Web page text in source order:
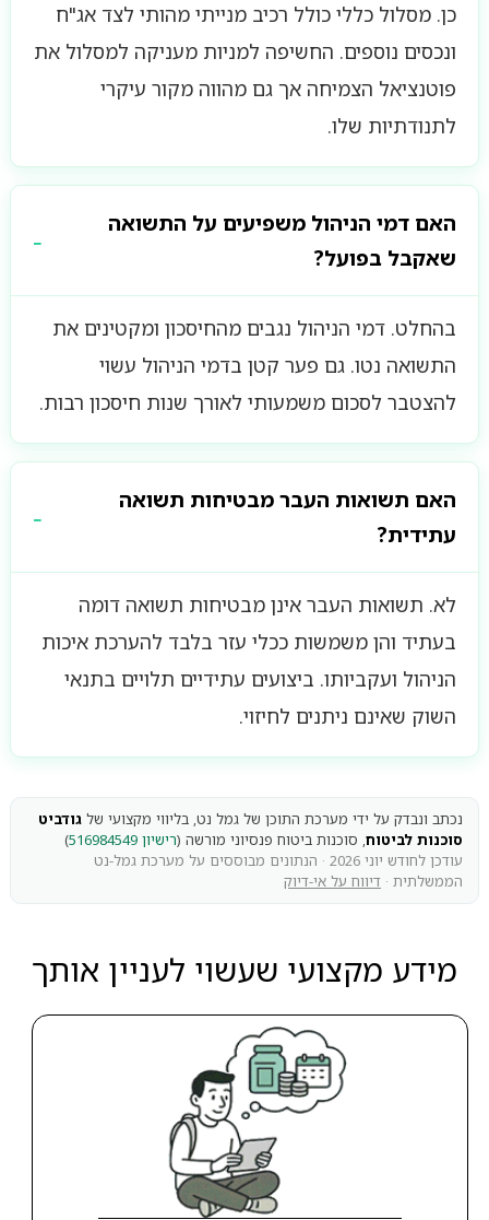
כן. מסלול כללי כולל רכיב מנייתי מהותי לצד אג"ח
ונכסים נוספים. החשיפה למניות מעניקה למסלול את
פוטנציאל הצמיחה אך גם מהווה מקור עיקרי
לתנודתיות שלו.
האם דמי הניהול משפיעים על התשואה
שאקבל בפועל?
בהחלט. דמי הניהול נגבים מהחיסכון ומקטינים את
התשואה נטו. גם פער קטן בדמי הניהול עשוי
להצטבר לסכום משמעותי לאורך שנות חיסכון רבות.
האם תשואות העבר מבטיחות תשואה
עתידית?
לא. תשואות העבר אינן מבטיחות תשואה דומה
בעתיד והן משמשות ככלי עזר בלבד להערכת איכות
הניהול ועקביותו. ביצועים עתידיים תלויים בתנאי
השוק שאינם ניתנים לחיזוי.
נכתב ונבדק על ידי מערכת התוכן של גמל נט, בליווי מקצועי של גודביט
סוכנות לביטוח, סוכנות ביטוח פנסיוני מורשה (רישיון 516984549
)
עודכן לחודש יוני 2026 · הנתונים מבוססים על מערכת גמל-נט
הממשלתית · דיווח על אי-דיוק
מידע מקצועי שעשוי לעניין אותך